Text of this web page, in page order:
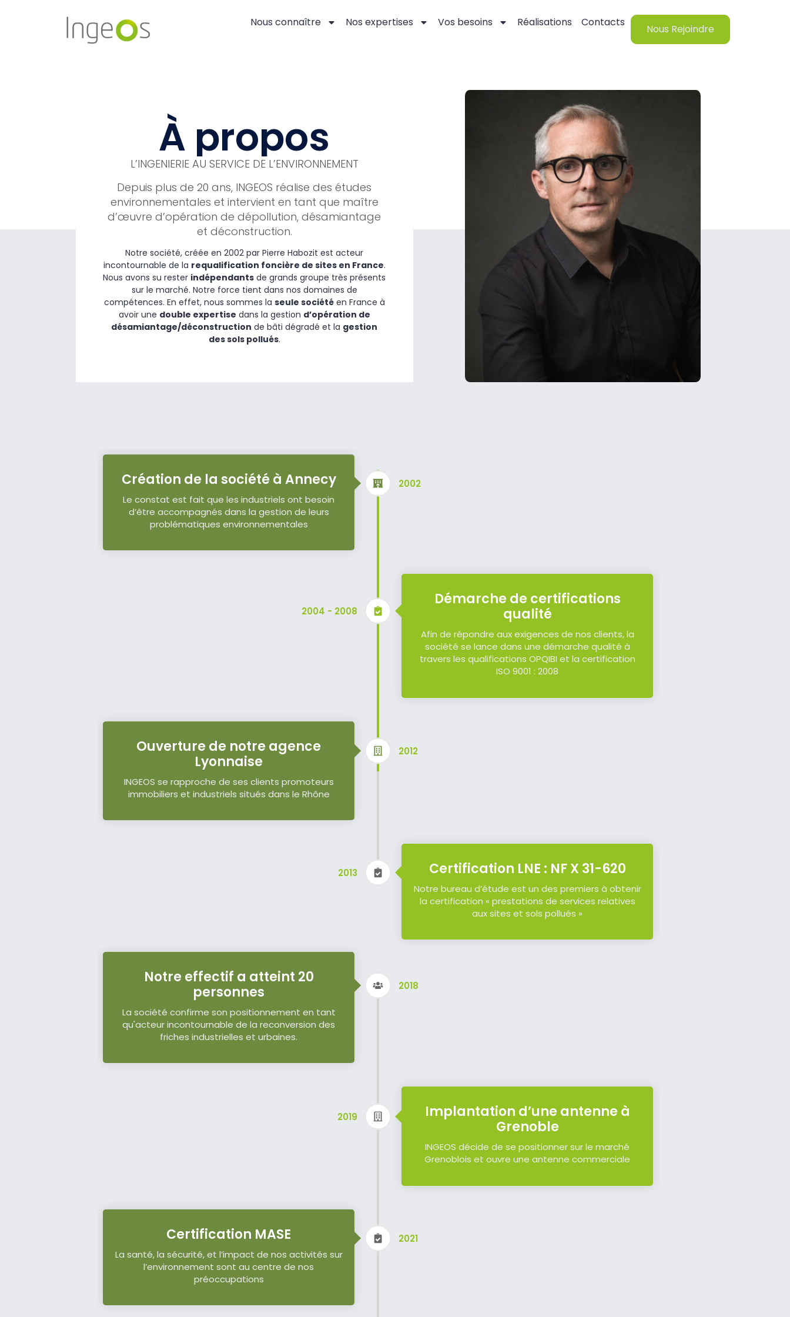
Nous connaître Nos expertises Vos besoins Réalisations Contacts
Nous Rejoindre
À propos
L’INGENIERIE AU SERVICE DE L’ENVIRONNEMENT
Depuis plus de 20 ans, INGEOS réalise des études
environnementales et intervient en tant que maître
d’œuvre d’opération de dépollution, désamiantage
et déconstruction.
Notre société, créée en 2002 par Pierre Habozit est acteur
incontournable de la requalification foncière de sites en France.
Nous avons su rester indépendants de grands groupe très présents
sur le marché. Notre force tient dans nos domaines de
compétences. En effet, nous sommes la seule sociétéen France à
avoir une double expertise dans la gestion d’opération de
désamiantage/déconstruction de bâti dégradé et la gestion
des sols pollués.
2002
Création de la société à Annecy
Le constat est fait que les industriels ont besoin
d’être accompagnés dans la gestion de leurs
problématiques environnementales
2004 - 2008
Démarche de certifications
qualité
Afin de répondre aux exigences de nos clients, la
société se lance dans une démarche qualité à
travers les qualifications OPQIBI et la certification
ISO 9001 : 2008
2012
Ouverture de notre agence
Lyonnaise
INGEOS se rapproche de ses clients promoteurs
immobiliers et industriels situés dans le Rhône
2013 Certification LNE : NF X 31-620
Notre bureau d’étude est un des premiers à obtenir
la certification « prestations de services relatives
aux sites et sols pollués »
2018
Notre effectif a atteint 20
personnes
La société confirme son positionnement en tant
qu'acteur incontournable de la reconversion des
friches industrielles et urbaines.
2019
Implantation d’une antenne à
Grenoble
INGEOS décide de se positionner sur le marché
Grenoblois et ouvre une antenne commerciale
2021
Certification MASE
La santé, la sécurité, et l’impact de nos activités sur
l’environnement sont au centre de nos
préoccupations